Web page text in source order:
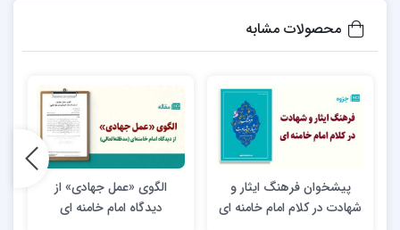
محصولات مشابه
پیشخوان فرهنگ ایثار و
شهادت در کلام امام خامنه ای
الگوی «عمل جهادی» از
دیدگاه امام خامنه ای